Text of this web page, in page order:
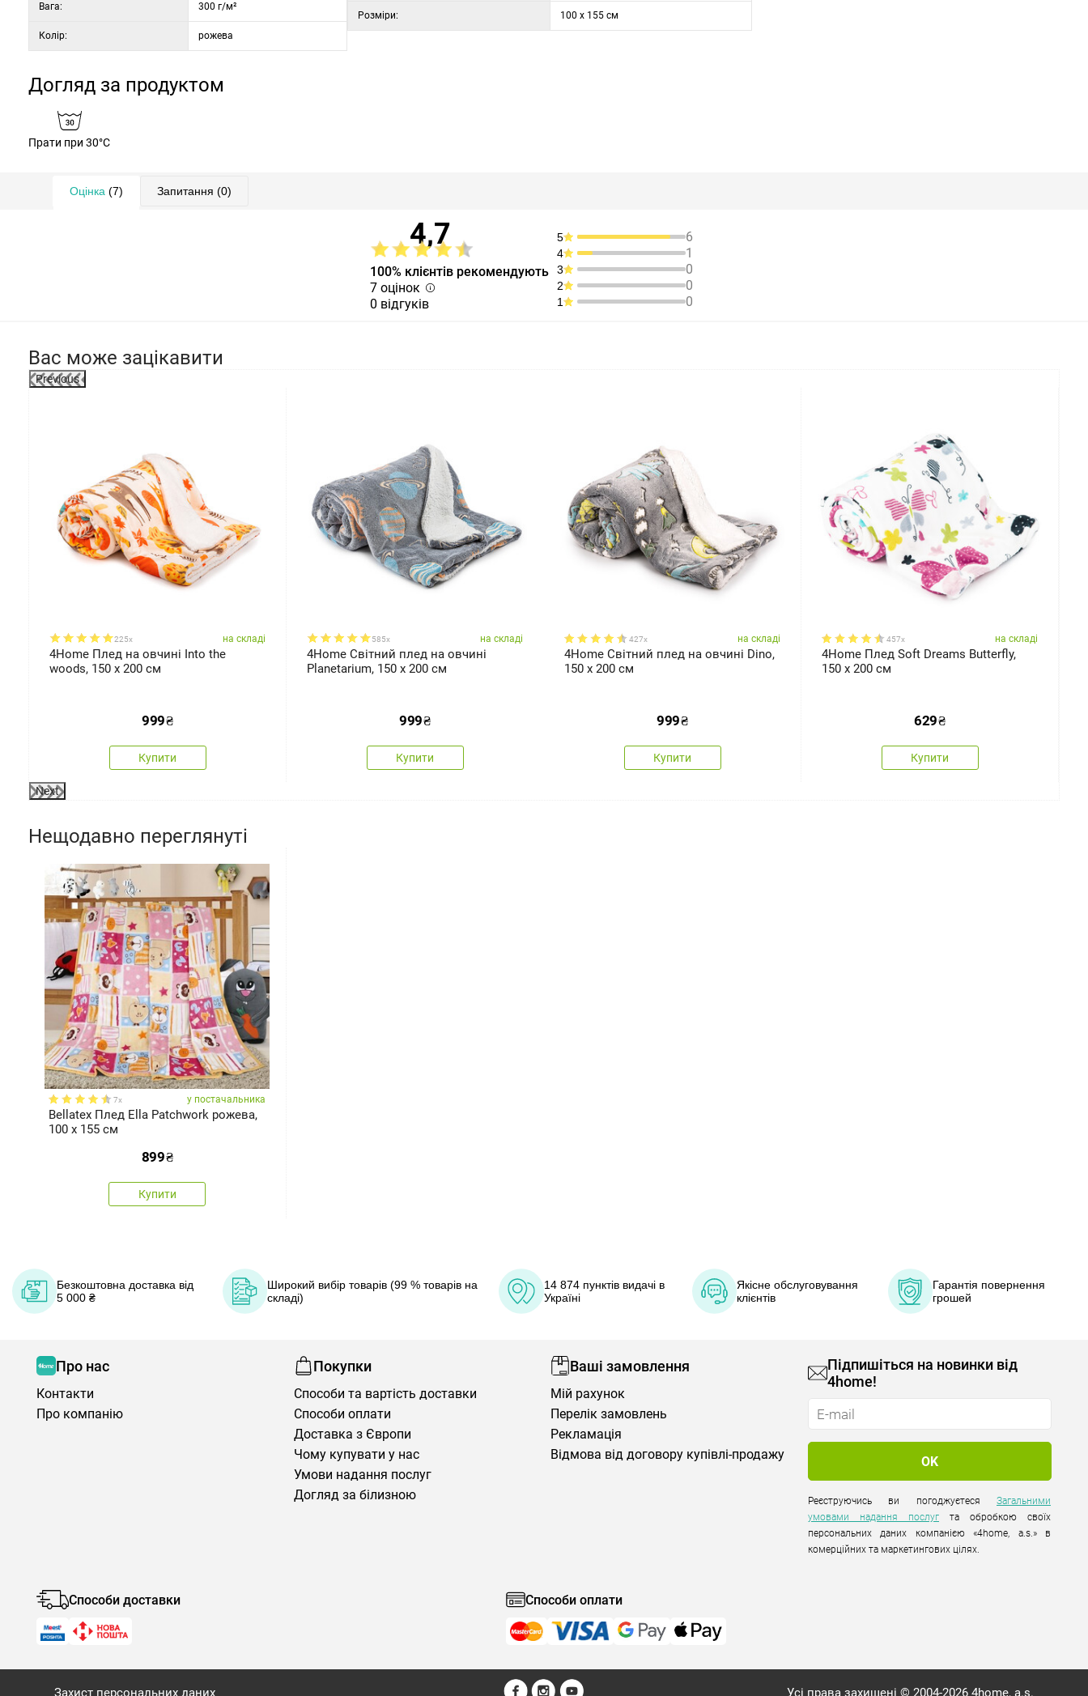
Вага: 300 г/м²
Колір: рожева
Розміри: 100 x 155 см
Догляд за продуктом
Прати при 30°C
Оцінка (7) Запитання (0)
4,7
100% клієнтів рекомендують
7 оцінок
0 відгуків
5 6
4 1
3 0
2 0
1 0
Вас може зацікавити
Previous
225x на складі
4Home Плед на овчині Into the
woods, 150 x 200 см
999₴
Купити
585x на складі
4Home Світний плед на овчині
Planetarium, 150 x 200 см
999₴
Купити
427x на складі
4Home Світний плед на овчині Dino,
150 x 200 см
999₴
Купити
457x на складі
4Home Плед Soft Dreams Butterfly,
150 x 200 см
629₴
Купити
Next
Нещодавно переглянуті
7x у постачальника
Bellatex Плед Ella Patchwork рожева,
100 x 155 см
899₴
Купити
Безкоштовна доставка від
5 000 ₴
Широкий вибір товарів (99 % товарів на
складі)
14 874 пунктів видачі в
Україні
Якісне обслуговування
клієнтів
Гарантія повернення
грошей
Про нас
Контакти
Про компанію
Покупки
Способи та вартість доставки
Способи оплати
Доставка з Європи
Чому купувати у нас
Умови надання послуг
Догляд за білизною
Ваші замовлення
Мій рахунок
Перелік замовлень
Рекламація
Відмова від договору купівлі-продажу
Підпишіться на новинки від
4home!
Реєструючись ви погоджуєтесяЗагальними
умовами надання послуг та обробкою своїх
персональних даних компанією «4home, a.s.» в
комерційних та маркетингових цілях.
Способи доставки Способи оплати
Захист персональних даних Усі права захищені © 2004-2026 4home, a.s.